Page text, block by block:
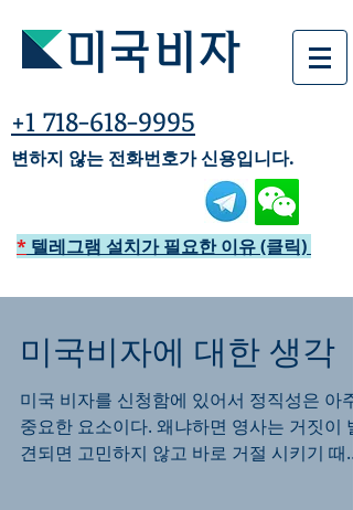
미국비자
+1 718-618-9995
변하지 않는 전화번호가 신용입니다.
* 텔레그램 설치가 필요한 이유 (클릭)
미국비자에 대한 생각
미국 비자를 신청함에 있어서 정직성은 아주
중요한 요소이다. 왜냐하면 영사는 거짓이 발
견되면 고민하지 않고 바로 거절 시키기 때문